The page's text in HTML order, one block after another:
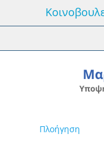
Πλοήγηση